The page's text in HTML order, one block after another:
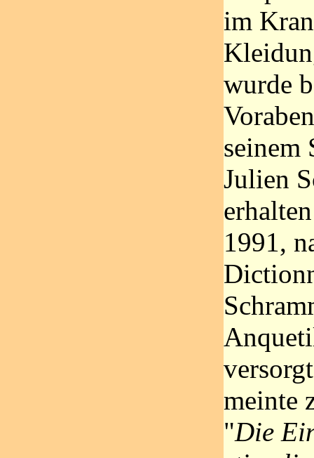
im
wurde
seinem
Julien
1991,
meinte
"Die